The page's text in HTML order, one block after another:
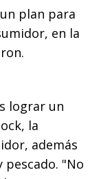
plan para
en la
lograr un
la
además
"No